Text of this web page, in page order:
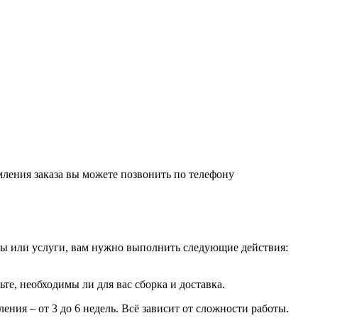
заказа вы можете позвонить по телефону
или услуги, вам нужно выполнить следующие действия:
необходимы ли для вас сборка и доставка.
– от 3 до 6 недель. Всё зависит от сложности работы.